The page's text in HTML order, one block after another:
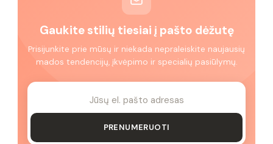
Gaukite stilių tiesiai į pašto dėžutę
Prisijunkite prie mūsų ir niekada nepraleiskite naujausių
mados tendencijų, įkvėpimo ir specialių pasiūlymų.
PRENUMERUOTI